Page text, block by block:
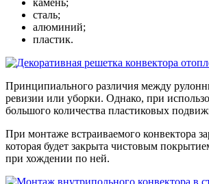
камень;
сталь;
алюминий;
пластик.
Принципиального различия между
ревизии или уборки. Однако, при
большого количества пластиковых
При монтаже встраиваемого конвектора
которая будет закрыта чистовым
при хождении по ней.